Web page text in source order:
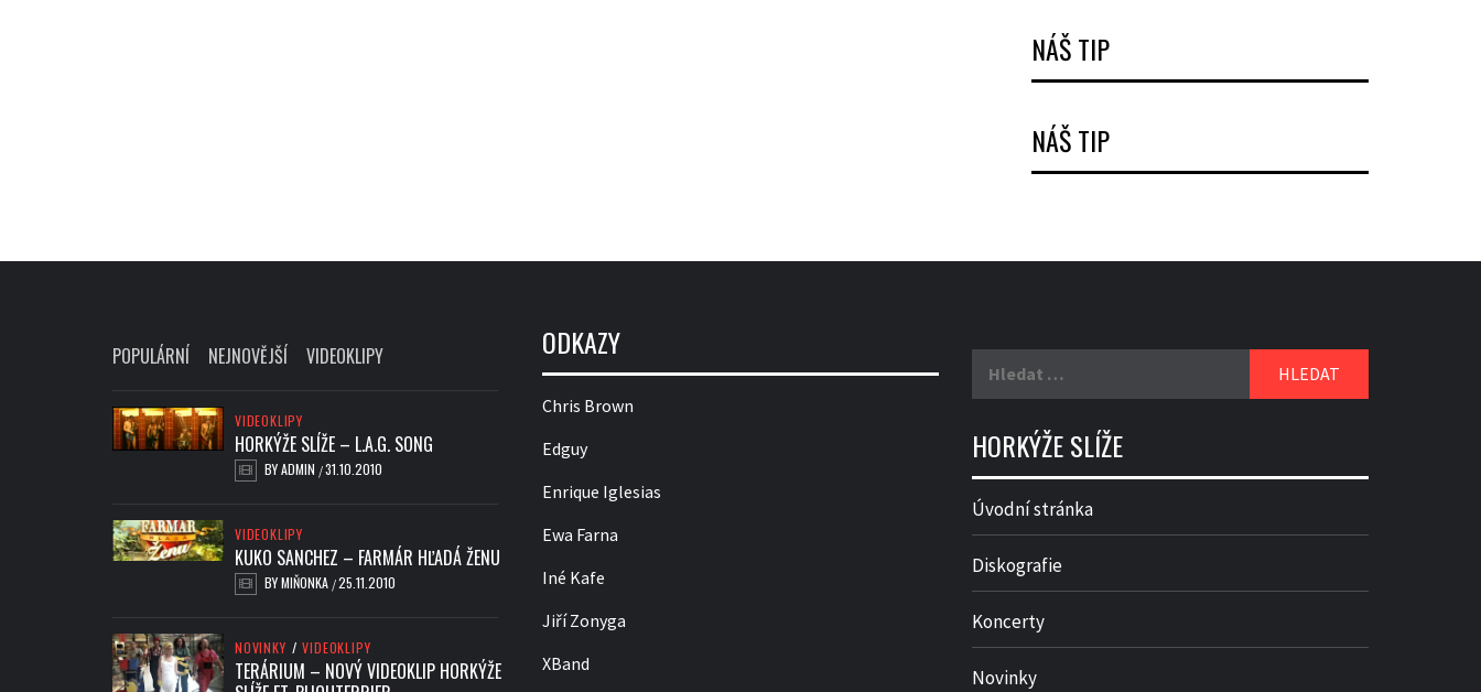
NÁŠ TIP
NÁŠ TIP
POPULÁRNÍ NEJNOVĚJŠÍ VIDEOKLIPY
VIDEOKLIPY
HORKÝŽE SLÍŽE – L.A.G. SONG
BYADMIN /31.10.2010
VIDEOKLIPY
KUKO SANCHEZ – FARMÁR HĽADÁ ŽENU
BYMIŇONKA /25.11.2010
NOVINKY / VIDEOKLIPY
TERÁRIUM – NOVÝ VIDEOKLIP HORKÝŽE
ODKAZY
Chris Brown
Edguy
Enrique Iglesias
Ewa Farna
Iné Kafe
Jiří Zonyga
XBand
HORKÝŽE SLÍŽE
Úvodní stránka
Diskografie
Koncerty
Novinky